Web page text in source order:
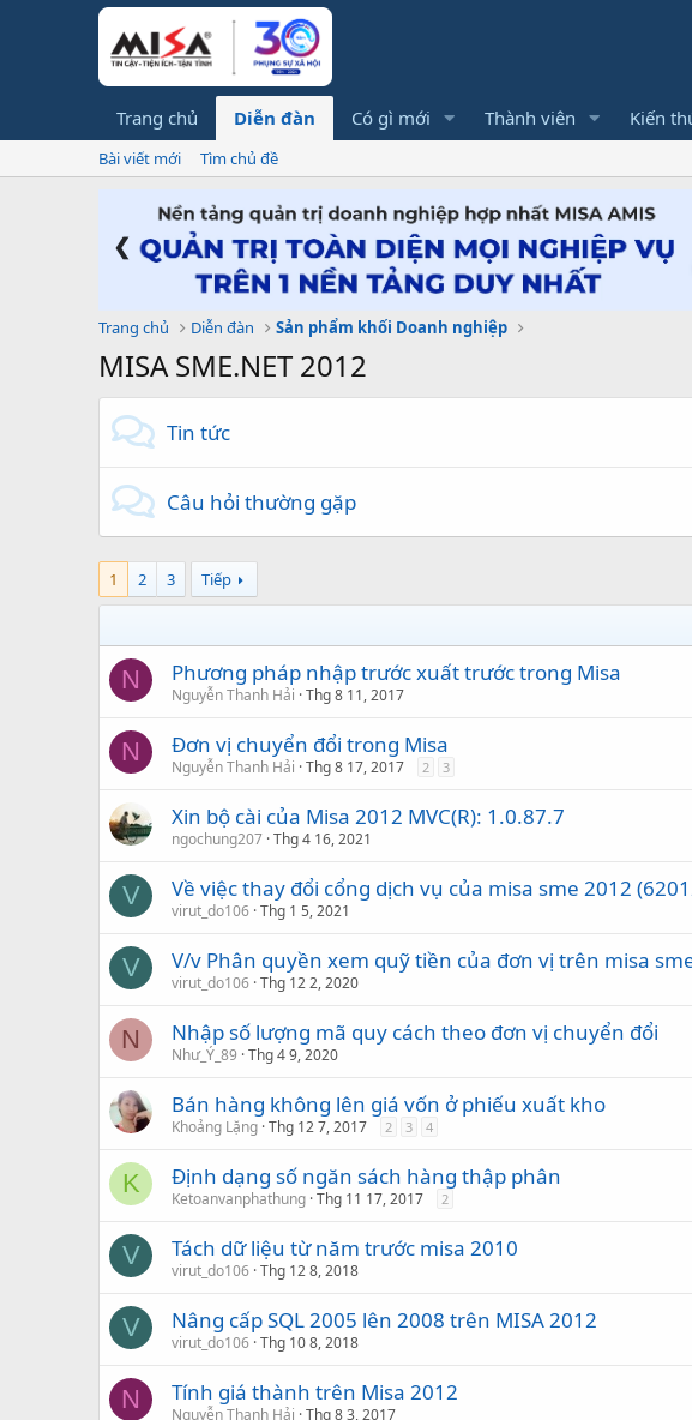
Trang chủ Diễn đàn Có gì mới Thành viên Kiến
Bài viết mới Tìm chủ đề
❮
Trang chủ Diễn đàn Sản phẩm khối Doanh nghiệp
MISA SME.NET 2012
Tin tức
Câu hỏi thường gặp
1 2 3 Tiếp
N Phương pháp nhập trước xuất trước trong Misa
Nguyễn Thanh Hải Thg 8 11, 2017
N Đơn vị chuyển đổi trong Misa
Nguyễn Thanh Hải Thg 8 17, 2017 2 3
Xin bộ cài của Misa 2012 MVC(R): 1.0.87.7
ngochung207 Thg 4 16, 2021
V Về việc thay đổi cổng dịch vụ của misa sme 2012
virut_do106 Thg 1 5, 2021
V V/v Phân quyền xem quỹ tiền của đơn vị trên misa
virut_do106 Thg 12 2, 2020
N Nhập số lượng mã quy cách theo đơn vị chuyển đổi
Như_Ý_89 Thg 4 9, 2020
Bán hàng không lên giá vốn ở phiếu xuất kho
Khoảng Lặng Thg 12 7, 2017 2 3 4
K Định dạng số ngăn sách hàng thập phân
Ketoanvanphathung Thg 11 17, 2017 2
V Tách dữ liệu từ năm trước misa 2010
virut_do106 Thg 12 8, 2018
V Nâng cấp SQL 2005 lên 2008 trên MISA 2012
virut_do106 Thg 10 8, 2018
N Tính giá thành trên Misa 2012
Nguyễn Thanh Hải Thg 8 3, 2017